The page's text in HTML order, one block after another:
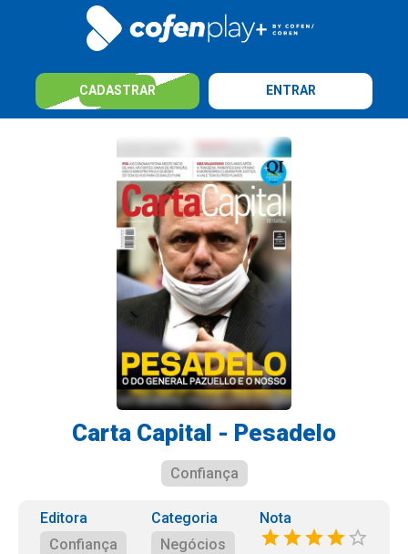
CADASTRAR ENTRAR
Carta Capital - Pesadelo
Confiança
Editora
Confiança
Categoria
Negócios
Nota